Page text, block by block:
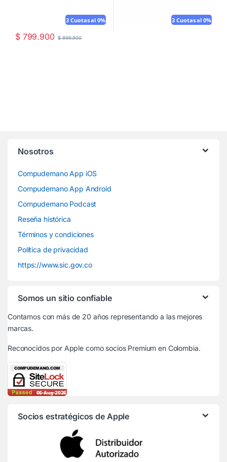
3 Cuotas al 0%
$799.900 $899.900
3 Cuotas al 0%
Nosotros
Compudemano App iOS
Compudemano App Android
Compudemano Podcast
Reseña histórica
Términos y condiciones
Política de privacidad
https://www.sic.gov.co
Somos un sitio confiable
Contamos con más de 20 años representando a las mejores
marcas.
Reconocidos por Apple como socios Premium en Colombia.
Socios estratégicos de Apple